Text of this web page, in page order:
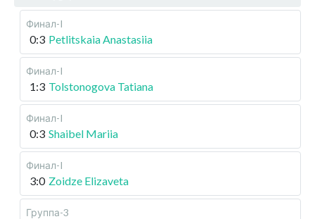
Финал-I
0:3 Petlitskaia Anastasiia
Финал-I
1:3 Tolstonogova Tatiana
Финал-I
0:3 Shaibel Mariia
Финал-I
3:0 Zoidze Elizaveta
Группа-3